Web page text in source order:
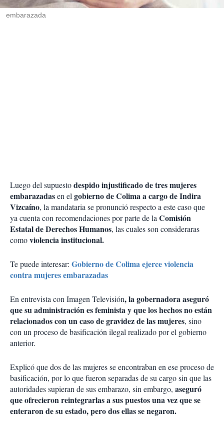
r
embarazada
Luego del supuestodespido injustificado de tres mujeres
embarazadasen elgobierno de Colima a cargo de Indira
Vizcaíno, la mandataria se pronunció respecto a este caso que
ya cuenta con recomendaciones por parte de laComisión
Estatal de Derechos Humanos, las cuales son consideraras
comoviolencia institucional.
Te puede interesar: Gobierno de Colima ejerce violencia
contra mujeres embarazadas
En entrevista con Imagen Televisión, la gobernadora aseguró
que su administración es feminista y que los hechos no están
relacionados con un caso de gravidez de las mujeres, sino
con un proceso de basificación ilegal realizado por el gobierno
anterior.
Explicó que dos de las mujeres se encontraban en ese proceso de
basificación, por lo que fueron separadas de su cargo sin que las
autoridades supieran de sus embarazo, sin embargo, aseguró
que ofrecieron reintegrarlas a sus puestos una vez que se
enteraron de su estado, pero dos ellas se negaron.